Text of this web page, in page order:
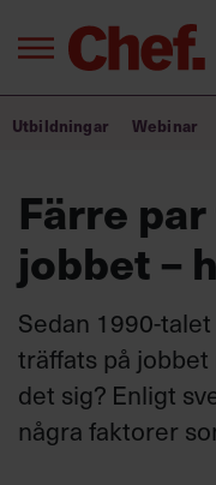
Annonsera
Bra
Utbildning
Populära
Utbildningar Webinar
Färre
jobbet –
Sedan 1990-
träffats på
det sig? Enligt
några faktorer